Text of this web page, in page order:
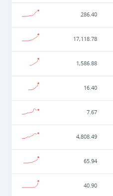
286.40
17,118.78
1,586.88
16.40
7.67
4,808.49
65.94
40.90